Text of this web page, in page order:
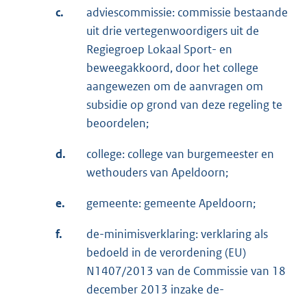
c.
adviescommissie: commissie bestaande
uit drie vertegenwoordigers uit de
Regiegroep Lokaal Sport- en
beweegakkoord, door het college
aangewezen om de aanvragen om
subsidie op grond van deze regeling te
beoordelen;
d.
college: college van burgemeester en
wethouders van Apeldoorn;
e. gemeente: gemeente Apeldoorn;
f.
de-minimisverklaring: verklaring als
bedoeld in de verordening (EU)
N1407/2013 van de Commissie van 18
december 2013 inzake de-